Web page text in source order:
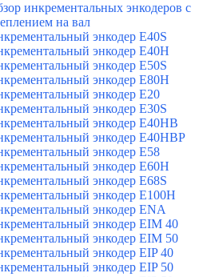
инкрементальных энкодеров с
на вал
энкодер E40S
энкодер E40H
энкодер E50S
энкодер E80H
энкодер E20
энкодер E30S
энкодер E40HB
энкодер E40HBP
энкодер E58
энкодер E60H
энкодер E68S
энкодер E100H
энкодер ENA
энкодер EIM 40
энкодер EIM 50
энкодер EIP 40
энкодер EIP 50